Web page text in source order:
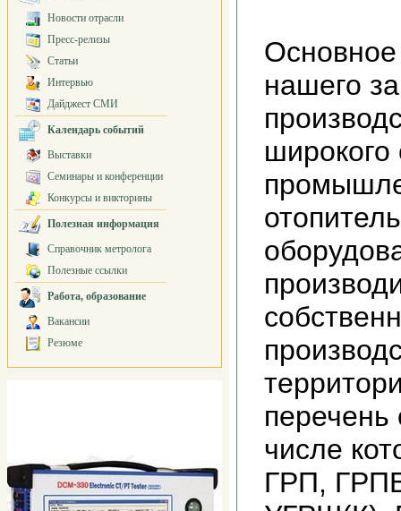
Новости отрасли
Пресс-релизы
Статьи
Интервью
Дайджест СМИ
Календарь событий
Выставки
Семинары и конференции
Конкурсы и викторины
Полезная информация
Справочник метролога
Полезные ссылки
Работа, образование
Вакансии
Резюме
нашего
широкого
перечень
числе
ГРП,